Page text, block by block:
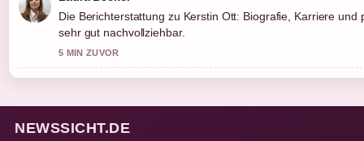
Die Berichterstattung zu Kerstin Ott: Biografie, Karriere und
sehr gut nachvollziehbar.
5 MIN ZUVOR
NEWSSICHT.DE